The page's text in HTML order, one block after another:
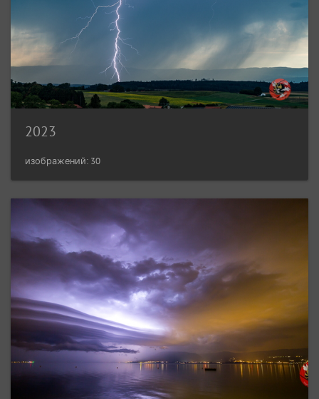
2023
изображений: 30